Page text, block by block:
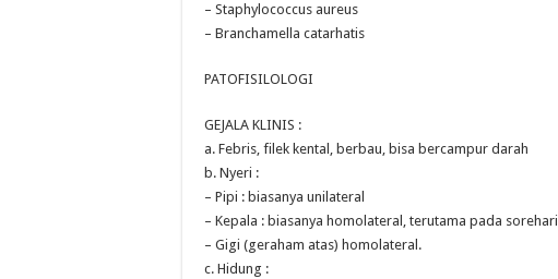
– Staphylococcus aureus
– Branchamella catarhatis
PATOFISILOLOGI
GEJALA KLINIS :
a. Febris, filek kental, berbau, bisa bercampur darah
b. Nyeri :
– Pipi : biasanya unilateral
– Kepala : biasanya homolateral, terutama pada sorehari
– Gigi (geraham atas) homolateral.
c. Hidung :